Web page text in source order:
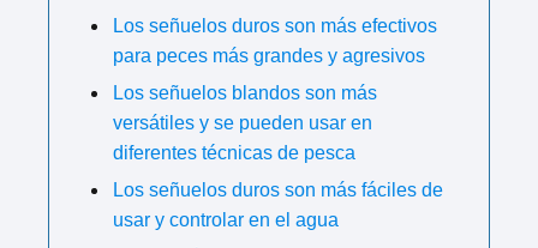
Los señuelos duros son más efectivos
para peces más grandes y agresivos
Los señuelos blandos son más
versátiles y se pueden usar en
diferentes técnicas de pesca
Los señuelos duros son más fáciles de
usar y controlar en el agua